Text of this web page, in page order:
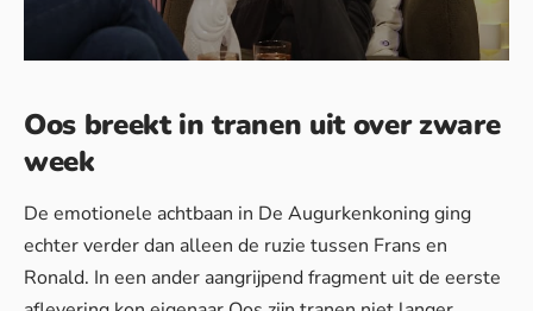
Oos breekt in tranen uit over zware
week
De emotionele achtbaan in De Augurkenkoning ging
echter verder dan alleen de ruzie tussen Frans en
Ronald. In een ander aangrijpend fragment uit de eerste